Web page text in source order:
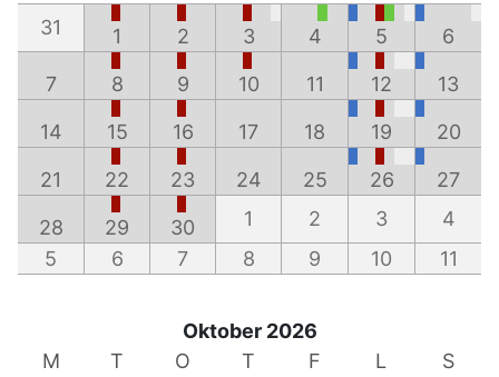
31
1 2 3 4 5 6
7 8 9 10 11 12 13
14 15 16 17 18 19 20
21 22 23 24 25 26 27
28 29 30 1 2 3
4
5
6 7 8 9 10 11
Oktober 2026
M
T O T F L
S